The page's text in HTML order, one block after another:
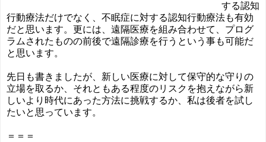
する認知
行動療法だけでなく、不眠症に対する認知行動療法も有効
だと思います。更には、遠隔医療を組み合わせて、プログ
ラムされたものの前後で遠隔診療を行うという事も可能だ
と思います。
先日も書きましたが、新しい医療に対して保守的な守りの
立場を取るか、それともある程度のリスクを抱えながら新
しいより時代にあった方法に挑戦するか、私は後者を試し
たいと思っています。
＝＝＝